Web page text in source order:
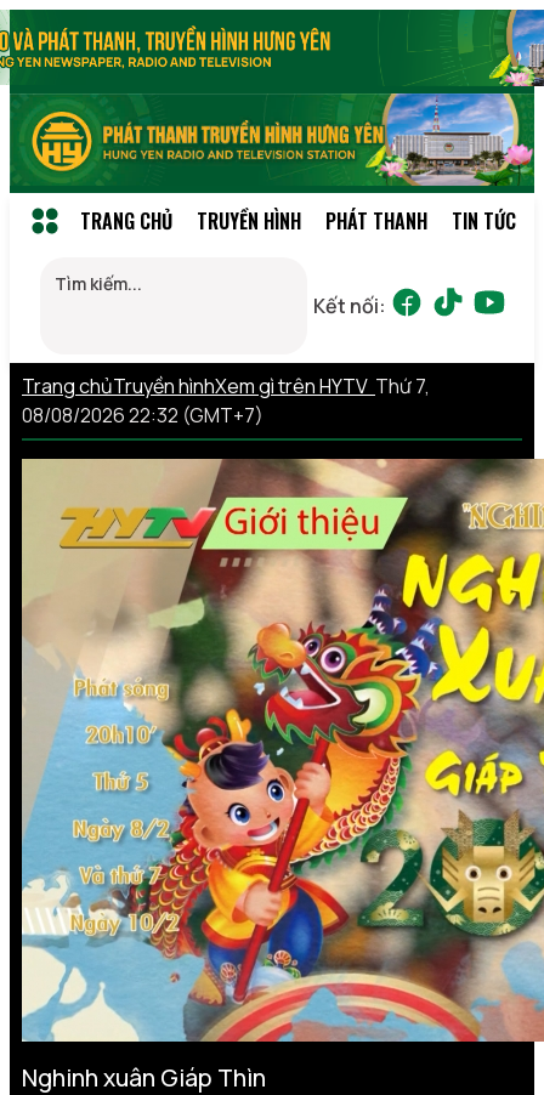
TRANG CHỦ TRUYỀN HÌNH PHÁT THANH TIN TỨC
Kết nối:
Trang chủTruyền hìnhXem gì trên HYTV Thứ 7,
08/08/2026 22:32 (GMT+7)
Nghinh xuân Giáp Thìn